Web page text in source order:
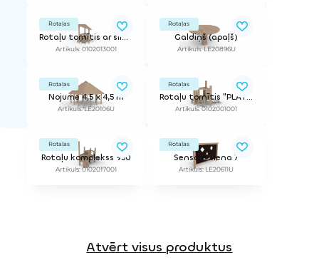
Rotaļas
Rotaļu tornītis ar slidkalniņu un jumtiņu PLATY TRI 600 RO
Artikuls: 0102013001
Rotaļas
Galdiņš (apaļš)
Artikuls: LE20896U
Rotaļas
Nojume 4,5 x 4,5 m
Artikuls: LE20106U
Rotaļas
Rotaļu tornītis "PLATY TRI 600" ar slidkalniņu
Artikuls: 0102001001
Rotaļas
Rotaļu komplekss 950
Artikuls: 0102017001
Rotaļas
Sensorā siena 7
Artikuls: LE20611U
Atvērt visus produktus